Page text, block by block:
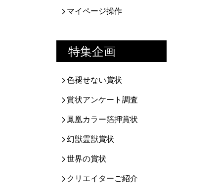
マイページ操作
特集企画
色褪せない賞状
賞状アンケート調査
鳳凰カラー箔押賞状
幻獣霊獣賞状
世界の賞状
クリエイターご紹介